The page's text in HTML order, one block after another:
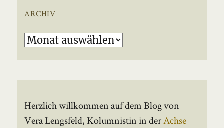
ARCHIV
Archiv
Herzlich willkommen auf dem Blog von
Vera Lengsfeld, Kolumnistin in derAchse